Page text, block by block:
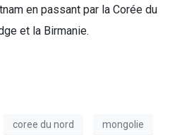
en passant par la Corée du
et la Birmanie.
coree du nord mongolie